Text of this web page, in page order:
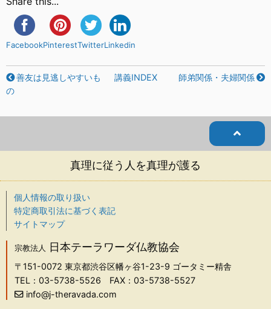
FacebookPinterestTwitterLinkedin
善友は見逃しやすいも
の
講義INDEX 師弟関係・夫婦関係
真理に従う人を真理が護る
個人情報の取り扱い
特定商取引法に基づく表記
サイトマップ
宗教法人 日本テーラワーダ仏教協会
〒151-0072 東京都渋谷区幡ヶ谷1-23-9 ゴータミー精舎
TEL：03-5738-5526 FAX：03-5738-5527
info@j-theravada.com